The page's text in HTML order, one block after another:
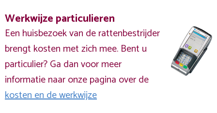
Werkwijze particulieren
Een huisbezoek van de rattenbestrijder
brengt kosten met zich mee. Bent u
particulier? Ga dan voor meer
informatie naar onze pagina over de
kosten en de werkwijze